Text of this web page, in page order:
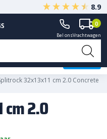
Gegarandeerd A-kwaliteit
8.9
Bel onsVrachtwagen
0
32x13x11 cm 2.0 Concrete
cm 2.0
2.0